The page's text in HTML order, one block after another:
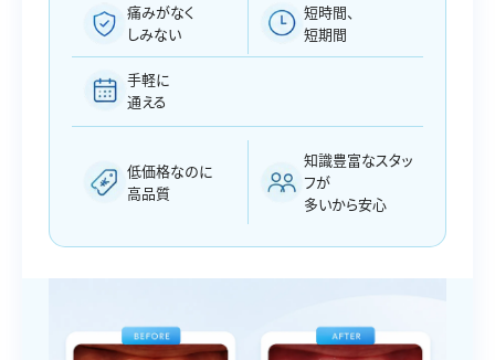
痛みがなく
しみない
短時間、
短期間
手軽に
通える
低価格なのに
高品質
知識豊富なスタッ
フが
多いから安心